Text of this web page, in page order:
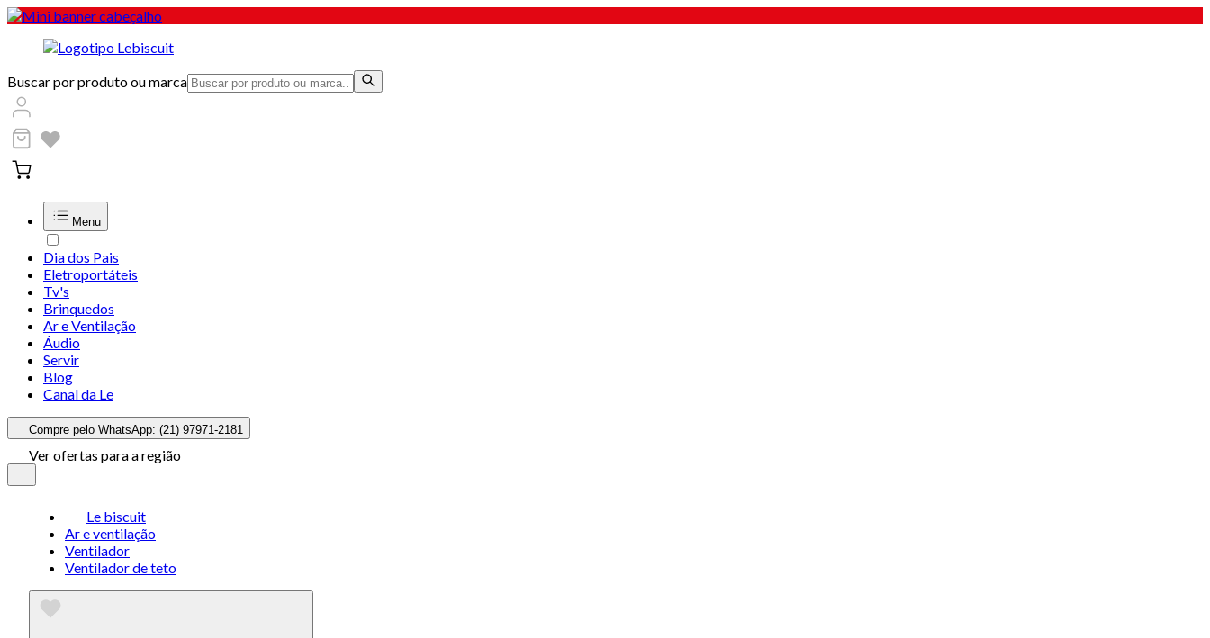
Buscar por produto ou marca
Menu
Dia dos Pais
Eletroportáteis
Tv's
Brinquedos
Ar e Ventilação
Áudio
Servir
Blog
Canal da Le
Compre pelo WhatsApp: (21) 97971-2181
Ver ofertas para a região
Le biscuit
Ar e ventilação
Ventilador
Ventilador de teto